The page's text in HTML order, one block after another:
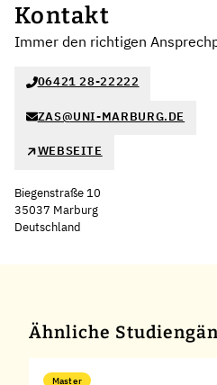
Kontakt
Immer den richtigen
06421 28-22222
ZAS@UNI-MARBURG.DE
WEBSEITE
Biegenstraße 10
35037 Marburg
Deutschland
Ähnliche
Master